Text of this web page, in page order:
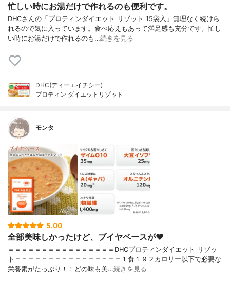
忙しい時にお湯だけで作れるのも便利です。
DHCさんの「プロティンダイエット リゾット 15袋入」無理なく続けら
れるので気に入っています。食べ応えもあって満足感も充分です。忙し
い時にお湯だけで作れるのも…続きを見る
DHC(ディーエイチシー)
プロティン ダイエットリゾット
モンタ
5.00
全部美味しかったけど、ブイヤベースが❤︎
＝＝＝＝＝＝＝＝＝＝＝＝＝＝＝＝DHCプロティンダイエット リゾッ
ト＝＝＝＝＝＝＝＝＝＝＝＝＝＝＝＝１食１９２カロリー以下で必要な
栄養素がたっぷり！！どの味も美…続きを見る